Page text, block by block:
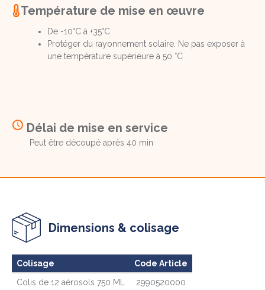
Température de mise en œuvre
De -10°C à +35°C
Protéger du rayonnement solaire. Ne pas exposer à
une température supérieure à 50 °C
Délai de mise en service
Peut être découpé après 40 min
Dimensions & colisage
Colisage
Code Article
Colis de 12 aérosols 750 ML
2990520000